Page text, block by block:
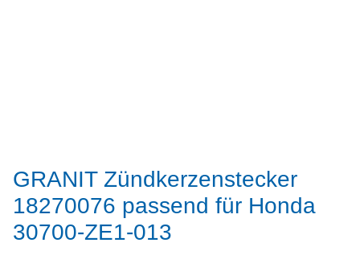
GRANIT Zündkerzenstecker
18270076 passend für Honda
30700-ZE1-013